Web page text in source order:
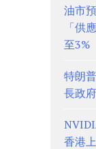
油市
「供
至3%
特朗
長政
香港